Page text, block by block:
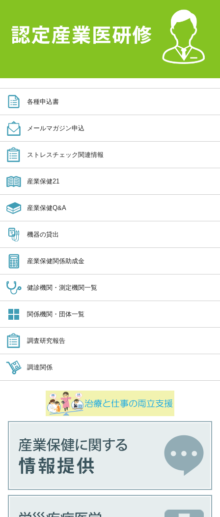
各種申込書
メールマガジン申込
ストレスチェック関連情報
産業保健21
産業保健Q&A
機器の貸出
産業保健関係助成金
健診機関・測定機関一覧
関係機関・団体一覧
調査研究報告
調達関係